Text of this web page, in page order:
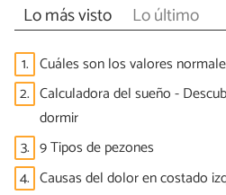
Lo más visto Lo último
1. Cuáles son los valores
2. Calculadora del sueño -
dormir
3. 9 Tipos de pezones
4. Causas del dolor en costado